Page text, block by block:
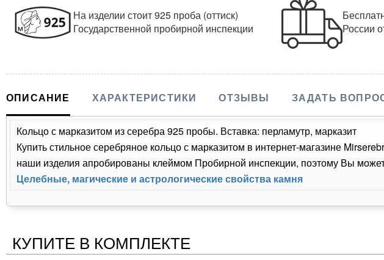
На изделии стоит 925 проба (оттиск)
Государственной пробирной инспекции
России
ОПИСАНИЕ ХАРАКТЕРИСТИКИ ОТЗЫВЫ ЗАДАТЬ
Кольцо с марказитом из серебра 925 пробы. Вставка: перламутр, марказит
Купить стильное серебряное кольцо с марказитом в интернет-магазине
наши изделия апробированы клеймом Пробирной инспекции, поэтому Вы
Целебные, магические и астрологические свойства камня
КУПИТЕ В КОМПЛЕКТЕ